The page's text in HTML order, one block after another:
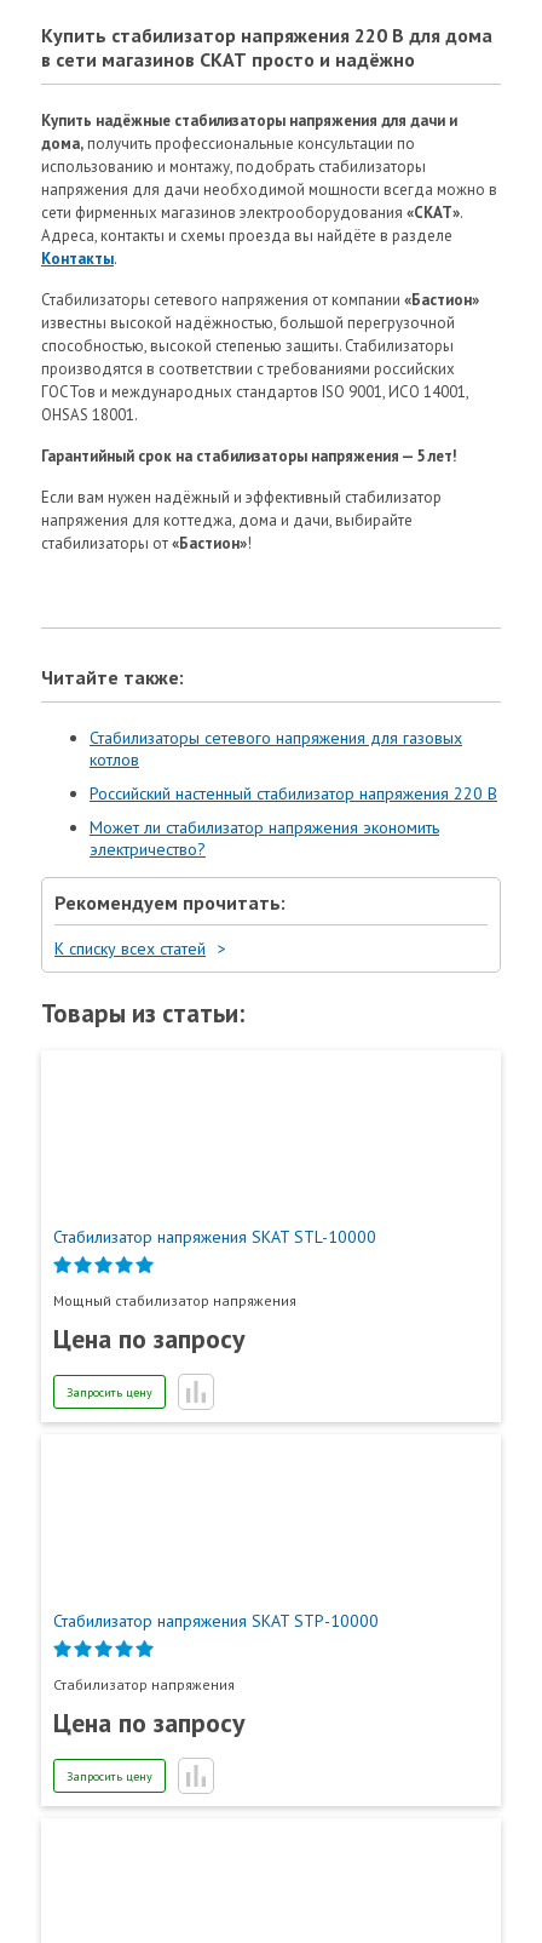
Купить стабилизатор напряжения 220 В для дома
в сети магазинов СКАТ просто и надёжно
Купить надёжные стабилизаторы напряжения для дачи и
дома, получить профессиональные консультации по
использованию и монтажу, подобрать стабилизаторы
напряжения для дачи необходимой мощности всегда можно в
сети фирменных магазинов электрооборудования «СКАТ».
Адреса, контакты и схемы проезда вы найдёте в разделе
Контакты.
Стабилизаторы сетевого напряжения от компании «Бастион»
известны высокой надёжностью, большой перегрузочной
способностью, высокой степенью защиты. Стабилизаторы
производятся в соответствии с требованиями российских
ГОСТов и международных стандартов ISO 9001, ИСО 14001,
OHSAS 18001.
Гарантийный срок на стабилизаторы напряжения — 5 лет!
Если вам нужен надёжный и эффективный стабилизатор
напряжения для коттеджа, дома и дачи, выбирайте
стабилизаторы от«Бастион»!
Читайте также:
Стабилизаторы сетевого напряжения для газовых
котлов
Российский настенный стабилизатор напряжения 220 В
Может ли стабилизатор напряжения экономить
электричество?
Рекомендуем прочитать:
К списку всех статей
Товары из статьи:
Стабилизатор напряжения SKAT STL-10000
Мощный стабилизатор напряжения
Цена по запросу
Запросить цену
Стабилизатор напряжения SKAT STP-10000
Стабилизатор напряжения
Цена по запросу
Запросить цену